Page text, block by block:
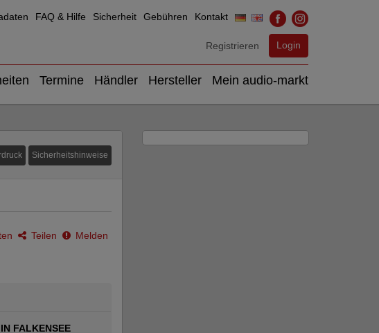
FAQ & Hilfe Sicherheit Gebühren Kontakt
Registrieren Login
Termine Händler Hersteller Mein audio-markt
Sicherheitshinweise
Teilen Melden
FALKENSEE